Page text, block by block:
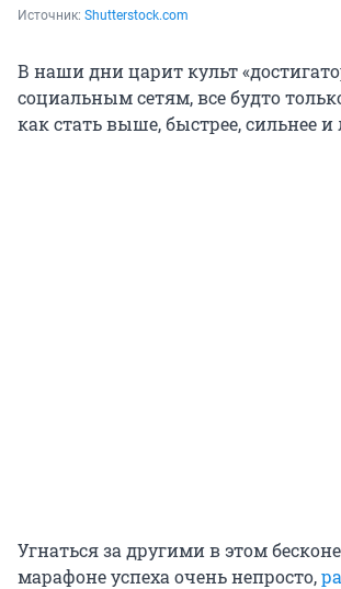
Источник: Shutterstock.com
В наши дни царит культ
социальным сетям, все будто
как стать выше, быстрее, сильнее
Угнаться за другими в этом
марафоне успеха очень непросто,